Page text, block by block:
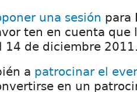
una sesión para
ten en cuenta
14 de diciembre
a patrocinar el
en un